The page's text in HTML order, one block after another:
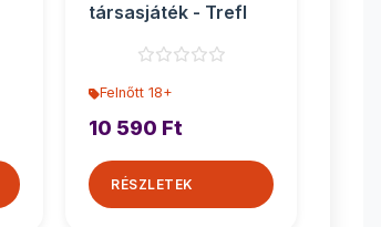
társasjáték - Trefl
Felnőtt 18+
10 590 Ft
RÉSZLETEK